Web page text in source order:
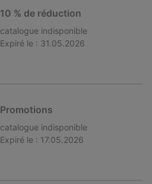
10 % de réduction
catalogue indisponible
Expiré le : 31.05.2026
Promotions
catalogue indisponible
Expiré le : 17.05.2026